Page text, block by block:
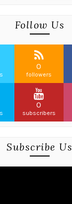
Follow Us
0
followers
0
subscribers
Subscribe Us